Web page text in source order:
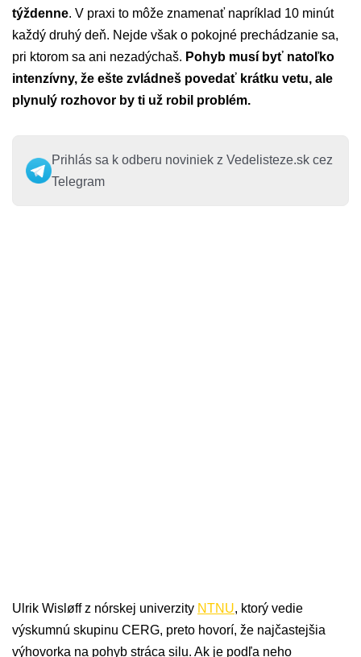
týždenne. V praxi to môže znamenať napríklad 10 minút
každý druhý deň. Nejde však o pokojné prechádzanie sa,
pri ktorom sa ani nezadýchaš. Pohyb musí byť natoľko
intenzívny, že ešte zvládneš povedať krátku vetu, ale
plynulý rozhovor by ti už robil problém.
Prihlás sa k odberu noviniek z Vedelisteze.sk cez
Telegram
Ulrik Wisløff z nórskej univerzity NTNU, ktorý vedie
výskumnú skupinu CERG, preto hovorí, že najčastejšia
výhovorka na pohyb stráca silu. Ak je podľa neho